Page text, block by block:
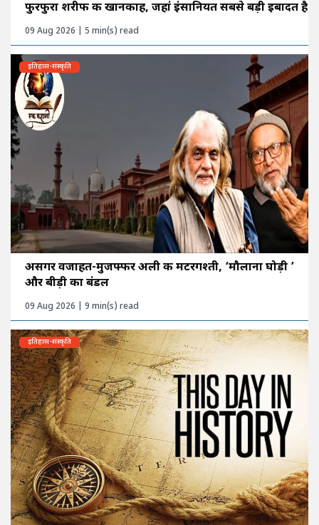
फुरफुरा शरीफ की खानकाह, जहां इंसानियत सबसे बड़ी इबादत है
09 Aug 2026 | 5 min(s) read
इतिहास-संस्कृति
असगर वजाहत-मुजफ्फर अली की मटरगश्ती, ‘मौलाना घोड़ी ’
और बीड़ी का बंडल
09 Aug 2026 | 9 min(s) read
इतिहास-संस्कृति